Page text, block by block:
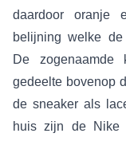
daardoor oranje
belijning welke de
De
gedeelte bovenop
de sneaker als
huis zijn de Nike